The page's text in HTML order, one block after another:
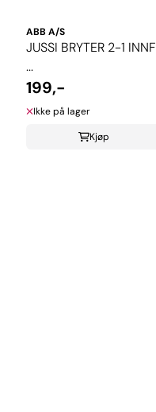
ABB A/S
JUSSI BRYTER 2-1 INNF
...
199,-
Ikke på lager
Kjøp